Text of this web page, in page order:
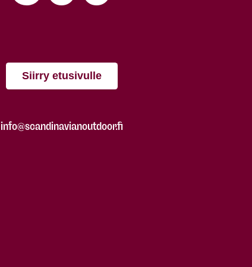
Siirry etusivulle
info@scandinavianoutdoor.fi